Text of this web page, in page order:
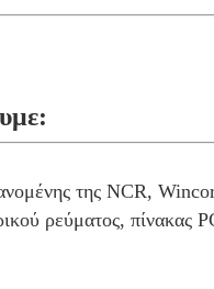
της NCR,
ρεύματος,